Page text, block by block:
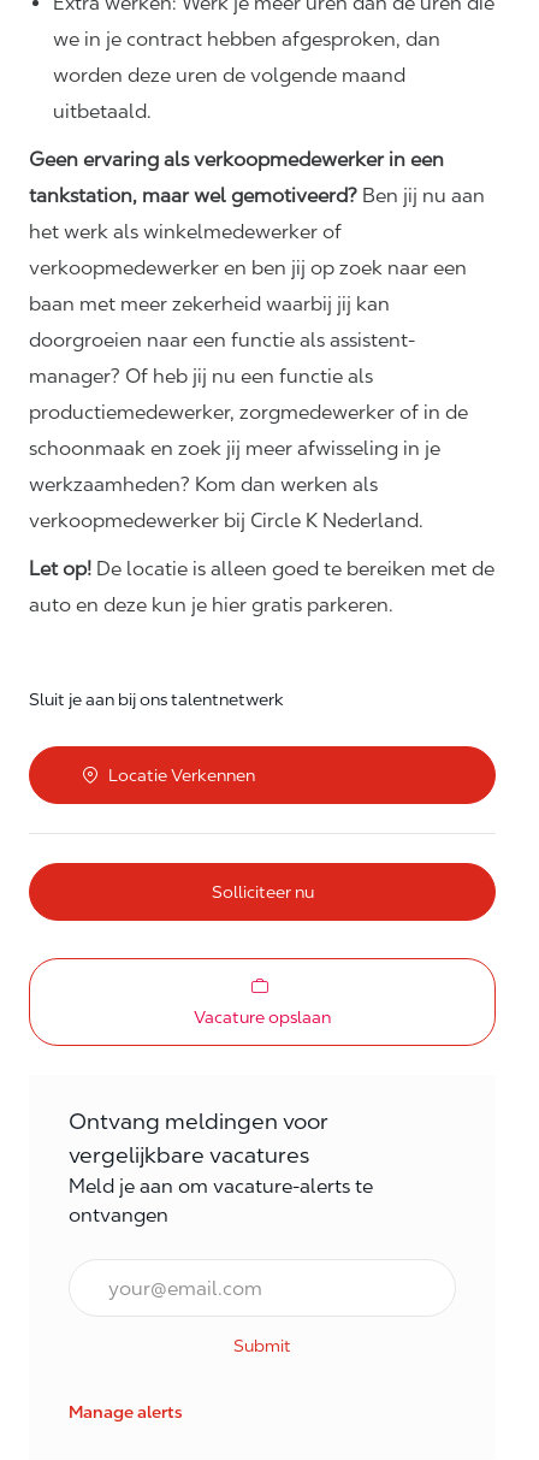
we in je contract hebben afgesproken, dan
worden deze uren de volgende maand
uitbetaald.
Geen ervaring als verkoopmedewerker in een
tankstation, maar wel gemotiveerd? Ben jij nu aan
het werk als winkelmedewerker of
verkoopmedewerker en ben jij op zoek naar een
baan met meer zekerheid waarbij jij kan
doorgroeien naar een functie als assistent-
manager? Of heb jij nu een functie als
productiemedewerker, zorgmedewerker of in de
schoonmaak en zoek jij meer afwisseling in je
werkzaamheden? Kom dan werken als
verkoopmedewerker bij Circle K Nederland.
Let op! De locatie is alleen goed te bereiken met de
auto en deze kun je hier gratis parkeren.
Sluit je aan bij ons talentnetwerk
Locatie Verkennen
Solliciteer nu
Vacature opslaan
Ontvang meldingen voor
vergelijkbare vacatures
Meld je aan om vacature-alerts te
ontvangen
E-mail Frequentie
Submit
Manage alerts